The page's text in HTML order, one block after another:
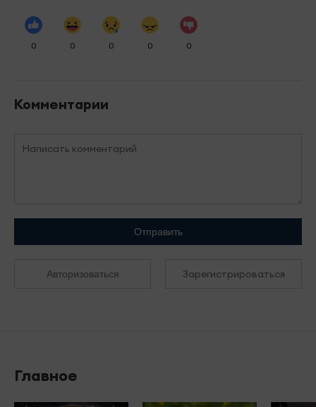
0 0 0 0 0
Комментарии
Отправить
Авторизоваться Зарегистрироваться
Главное